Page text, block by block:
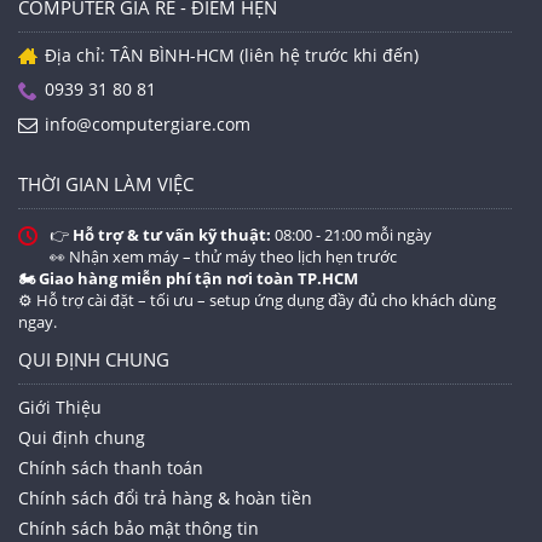
chuẩn quân đội MIL-STD 810G, mặt lưng phủ một lớp
nhung mịn cực kỳ đẹp. Sở hữu màn 14inch nhưng
nặng vỏn vẹn 1.4KG, 840 G2 rất linh hoạt khi di chuyển
trong những chuyển công tác xa.
Máy được trang bị cấu hình:
✅CPU: Intel Corei5 Haswell 4300U
1.6GHz(Turbo Bost upto 3.1Ghz, 3MB Cache)
4CPUs
✅RAM:4GBDDR3L
✅VGA: Intel
✅LCD:
⚙ OS: Windows 10 Pro bản quyền or Windows 7.
Và các Soft ứng dụng theo yêu cầu quý khách
hàng!
Battery: Bin zin theo máy xài rất lâu.
COMPUTER GIÁ RẺ - ĐIỂM HẸN
Địa chỉ: TÂN BÌNH-HCM (liên hệ trước khi đến)
0939 31 80 81
info@computergiare.com
THỜI GIAN LÀM VIỆC
👉 Hỗ trợ & tư vấn kỹ thuật: 08:00 - 21:00 mỗi ngày
👀 Nhận xem máy – thử máy theo lịch hẹn trước
🏍️ Giao hàng miễn phí tận nơi toàn TP.HCM
⚙️ Hỗ trợ cài đặt – tối ưu – setup ứng dụng đầy đủ cho khách dùng
ngay.
QUI ĐỊNH CHUNG
Giới Thiệu
Qui định chung
Chính sách thanh toán
Chính sách đổi trả hàng & hoàn tiền
Chính sách bảo mật thông tin